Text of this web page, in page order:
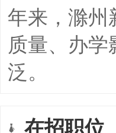
年来，滁州
质量、办
泛。
在招职位